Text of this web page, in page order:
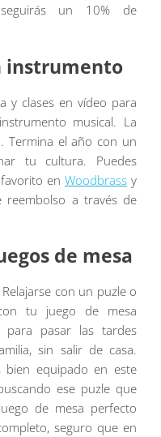
un 10% de
instrumento
y clases en vídeo para
musical. La
Termina el año con un
tu cultura. Puedes
en Woodbrass y
reembolso a través de
de mesa
con un puzle o
tu juego de mesa
pasar las tardes
sin salir de casa.
bien equipado en este
ese puzle que
de mesa perfecto
seguro que en